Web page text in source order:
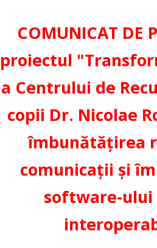
COMUNICAT DE
proiectul
a Centrului de
copii Dr. Nicolae
îmbunătățirea
comunicații și
software-ului